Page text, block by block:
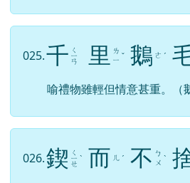
025.千 ㄑ
ㄧ
ㄢ 里
ㄌ
ㄧ ˇ 鵝 ㄜ ˊ
喻禮物雖輕但情意甚重。（
026.鍥 ㄑ
ㄧ
ㄝ
ˋ 而 ㄦ ˊ 不 ㄅ
ㄨ ˋ